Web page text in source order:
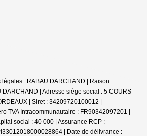
: RABAU DARCHAND | Raison
DARCHAND | Adresse siège social : 5 COURS
| Siret : 34209720100012 |
TVA Intracommunautaire : FR90342097201 |
social : 40 000 | Assurance RCP :
| Date de délivrance :